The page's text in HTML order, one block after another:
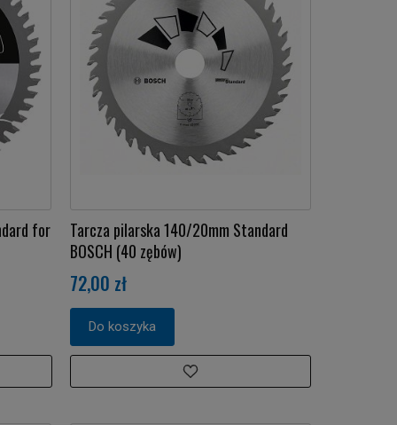
for
Tarcza pilarska 140/20mm Standard
BOSCH (40 zębów)
72,00 zł
Do koszyka